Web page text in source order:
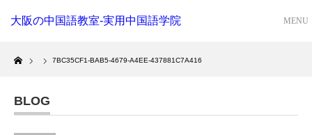
大阪の中国語教室-実用中国語学院
Home
7BC35CF1-BAB5-4679-A4EE-437881C7A416
BLOG